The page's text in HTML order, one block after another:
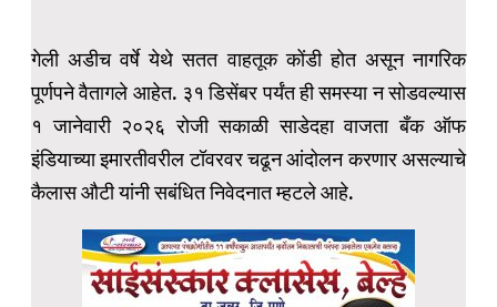
गेली अडीच वर्षे येथे सतत वाहतूक कोंडी होत असून नागरिक
पूर्णपने वैतागले आहेत. ३१ डिसेंबर पर्यंत ही समस्या न सोडवल्यास
१ जानेवारी २०२६ रोजी सकाळी साडेदहा वाजता बँक ऑफ
इंडियाच्या इमारतीवरील टॉवरवर चढून आंदोलन करणार असल्याचे
कैलास औटी यांनी सबंधित निवेदनात म्हटले आहे.